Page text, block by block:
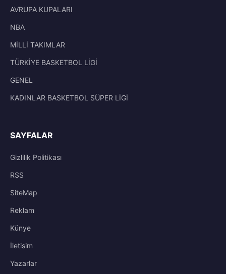
AVRUPA KUPALARI
NBA
MİLLİ TAKIMLAR
TÜRKİYE BASKETBOL LİGİ
GENEL
KADINLAR BASKETBOL SÜPER LİGİ
SAYFALAR
Gizlilik Politikası
RSS
SiteMap
Reklam
Künye
İletisim
Yazarlar